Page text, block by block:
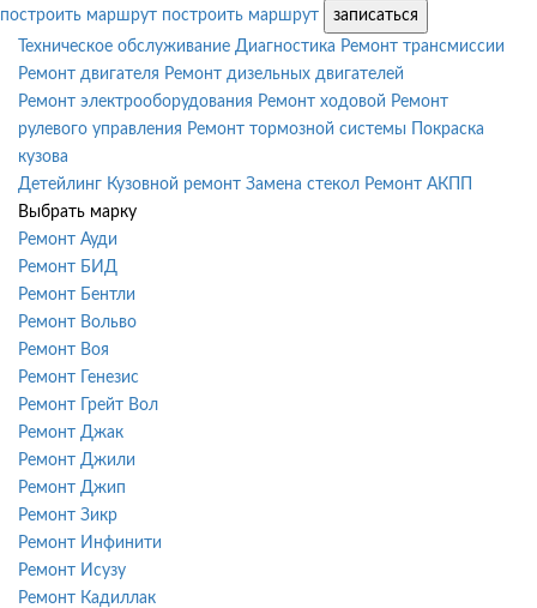
построить маршрут построить маршрут
записаться
Техническое обслуживание Диагностика Ремонт трансмиссии
Ремонт двигателя Ремонт дизельных двигателей
Ремонт электрооборудования Ремонт ходовой Ремонт
рулевого управления Ремонт тормозной системы
Покраска
кузова
Детейлинг Кузовной ремонт Замена стекол Ремонт АКПП
Выбрать марку
Ремонт Ауди
Ремонт БИД
Ремонт Бентли
Ремонт Вольво
Ремонт Воя
Ремонт Генезис
Ремонт Грейт Вол
Ремонт Джак
Ремонт Джили
Ремонт Джип
Ремонт Зикр
Ремонт Инфинити
Ремонт Исузу
Ремонт Кадиллак